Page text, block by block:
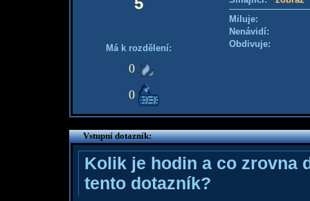
Má k rozdělení:
0
0
Miluje:
Nenávidí:
Obdivuje:
Vstupní dotazník:
Kolik je hodin a co zrovna
tento dotazník?